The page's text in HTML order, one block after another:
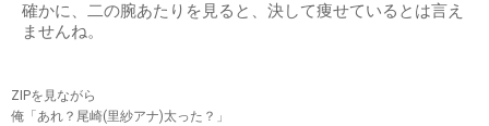
確かに、二の腕あたりを見ると、決して痩せているとは言え
ませんね。
ZIPを見ながら
俺「あれ？尾崎(里紗アナ)太った？」